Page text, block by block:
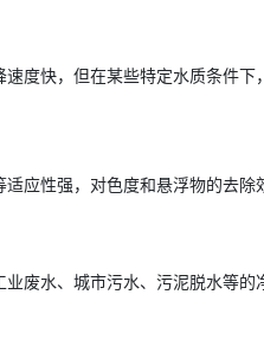
度快，但在某些特定水质条件下
应性强，对色度和悬浮物的去
废水、城市污水、污泥脱水等